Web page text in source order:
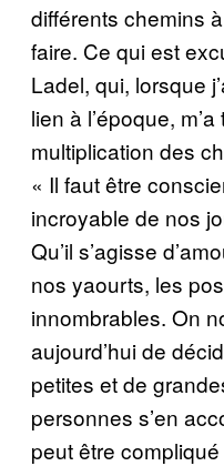
différents chemins
faire. Ce qui est
Ladel, qui, lorsque
lien à l’époque,
multiplication des
« Il faut être
incroyable de nos
Qu’il s’agisse
nos yaourts, les
innombrables. On
aujourd’hui de
petites et de
personnes s’en
peut être